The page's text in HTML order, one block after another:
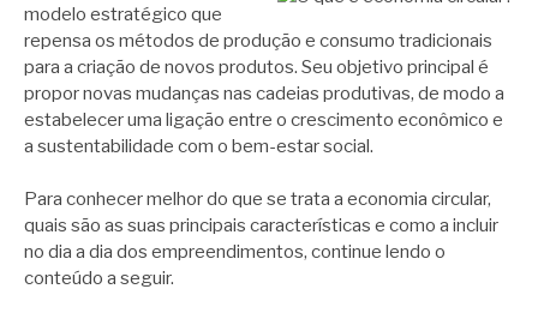
modelo estratégico que
repensa os métodos de produção e consumo tradicionais
para a criação de novos produtos. Seu objetivo principal é
propor novas mudanças nas cadeias produtivas, de modo a
estabelecer uma ligação entre o crescimento econômico e
a sustentabilidade com o bem-estar social.
Para conhecer melhor do que se trata a economia circular,
quais são as suas principais características e como a incluir
no dia a dia dos empreendimentos, continue lendo o
conteúdo a seguir.